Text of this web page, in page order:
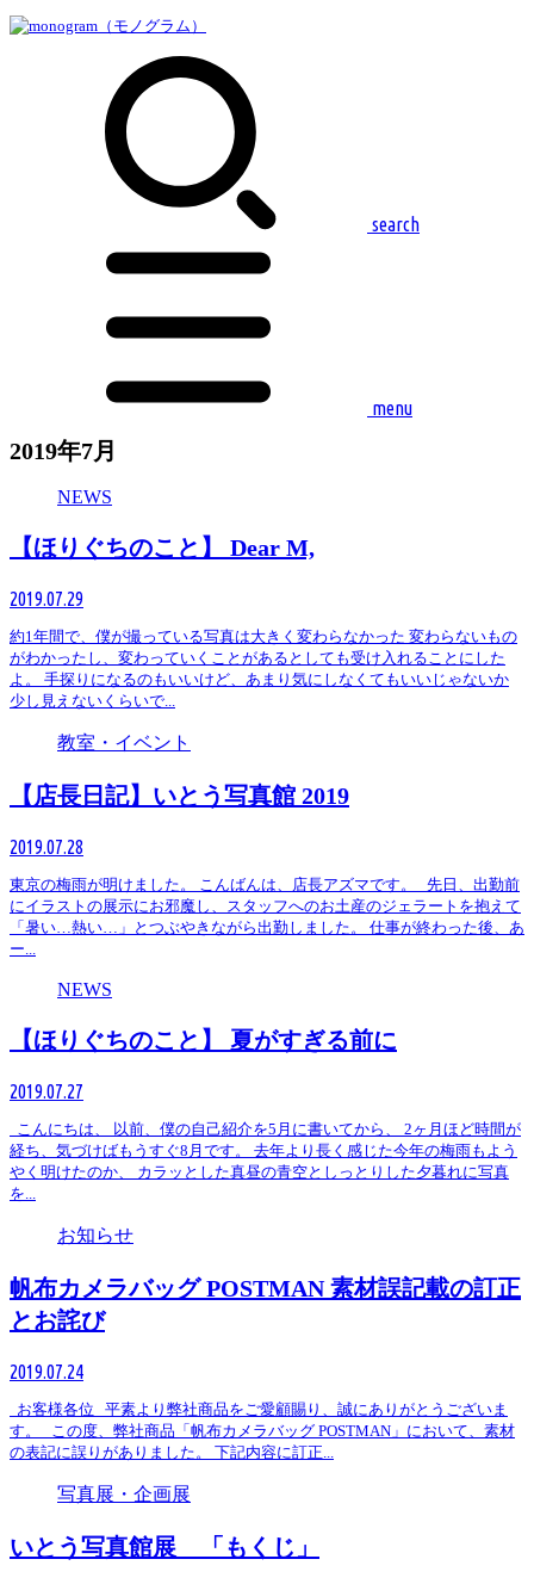
search
menu
2019年7月
NEWS
【ほりぐちのこと】 Dear M,
2019.07.29
約1年間で、僕が撮っている写真は大きく変わらなかった 変わらないもの
がわかったし、変わっていくことがあるとしても受け入れることにした
よ。 手探りになるのもいいけど、あまり気にしなくてもいいじゃないか
少し見えないくらいで...
教室・イベント
【店長日記】いとう写真館 2019
2019.07.28
東京の梅雨が明けました。 こんばんは、店長アズマです。 先日、出勤前
にイラストの展示にお邪魔し、スタッフへのお土産のジェラートを抱えて
「暑い…熱い…」とつぶやきながら出勤しました。 仕事が終わった後、あ
ー...
NEWS
【ほりぐちのこと】 夏がすぎる前に
2019.07.27
こんにちは、 以前、僕の自己紹介を5月に書いてから、 2ヶ月ほど時間が
経ち、気づけばもうすぐ8月です。 去年より長く感じた今年の梅雨もよう
やく明けたのか、 カラッとした真昼の青空としっとりした夕暮れに写真
を...
お知らせ
帆布カメラバッグ POSTMAN 素材誤記載の訂正
とお詫び
2019.07.24
お客様各位 平素より弊社商品をご愛顧賜り、誠にありがとうございま
す。 この度、弊社商品「帆布カメラバッグ POSTMAN」において、素材
の表記に誤りがありました。 下記内容に訂正...
写真展・企画展
いとう写真館展 「もくじ」